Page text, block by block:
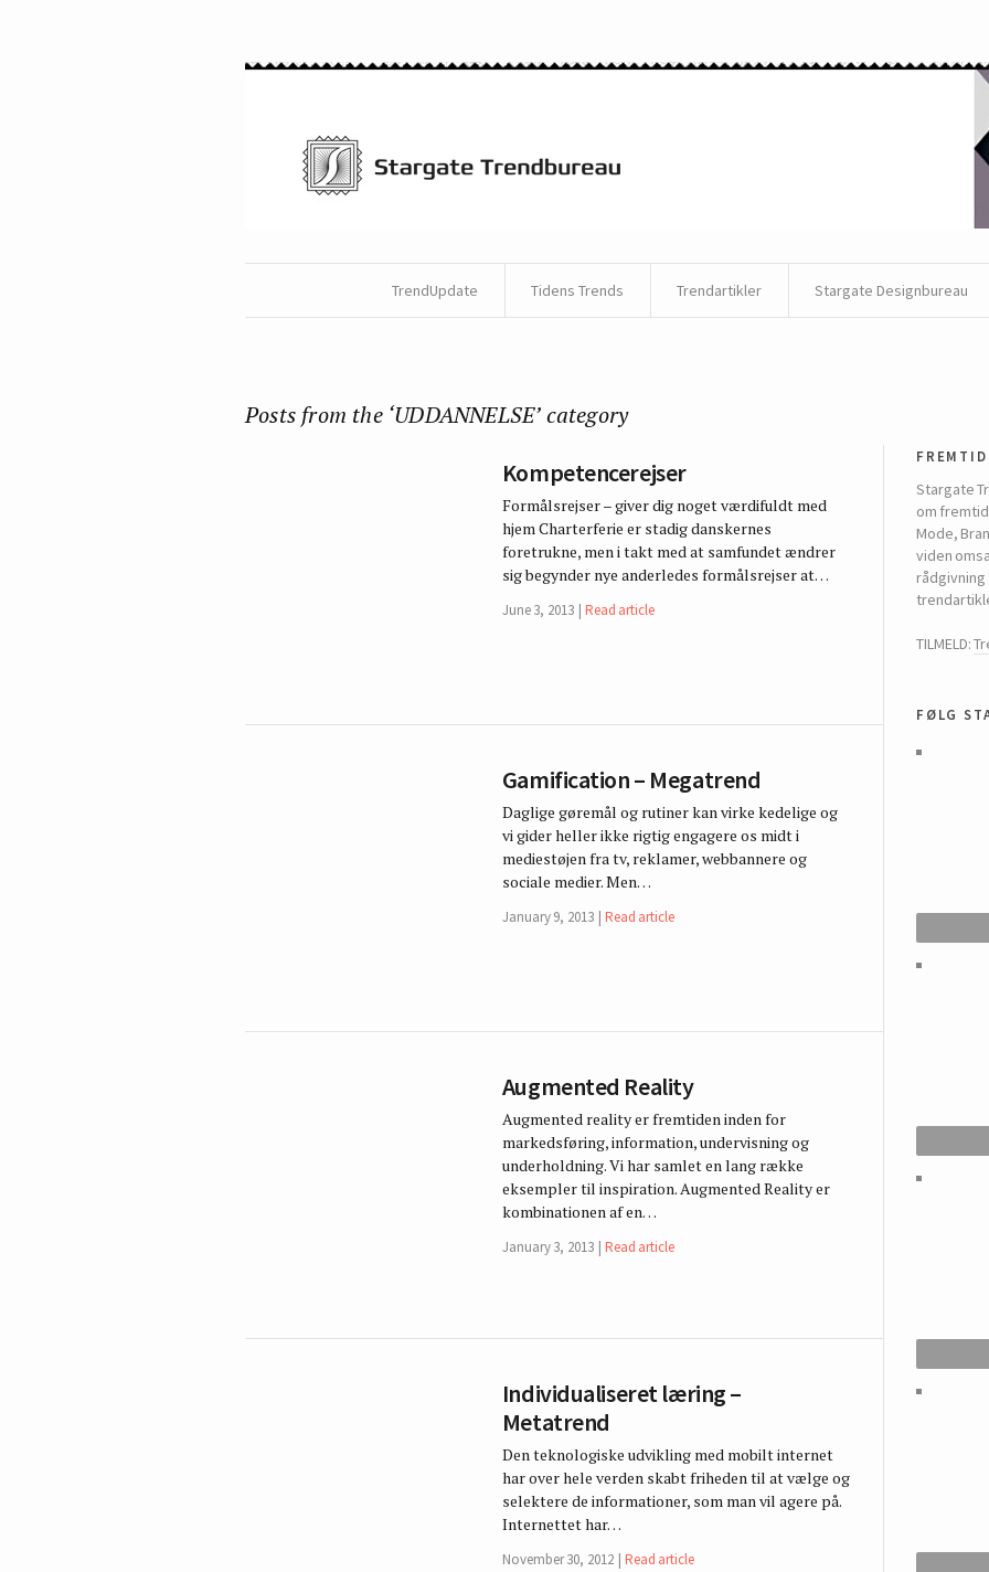
TrendUpdate Tidens Trends Trendartikler Stargate Designbureau
Posts from the ‘UDDANNELSE’ category
Kompetencerejser
Formålsrejser – giver dig noget værdifuldt med
hjem Charterferie er stadig danskernes
foretrukne, men i takt med at samfundet ændrer
sig begynder nye anderledes formålsrejser at…
June 3, 2013 Read article
Gamification – Megatrend
Daglige gøremål og rutiner kan virke kedelige og
vi gider heller ikke rigtig engagere os midt i
mediestøjen fra tv, reklamer, webbannere og
sociale medier. Men…
January 9, 2013 Read article
Augmented Reality
Augmented reality er fremtiden inden for
markedsføring, information, undervisning og
underholdning. Vi har samlet en lang række
eksempler til inspiration. Augmented Reality er
kombinationen af en…
January 3, 2013 Read article
Individualiseret læring –
Metatrend
Den teknologiske udvikling med mobilt internet
har over hele verden skabt friheden til at vælge og
selektere de informationer, som man vil agere på.
Internettet har…
November 30, 2012 Read article
Stargate
om
Mode,
viden
TILMELD:
følg